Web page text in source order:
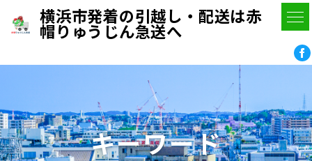
横浜市発着の引越し・配送は赤
帽りゅうじん急送へ
キーワード